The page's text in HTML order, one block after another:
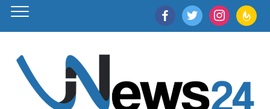
facebooktwitter instagram